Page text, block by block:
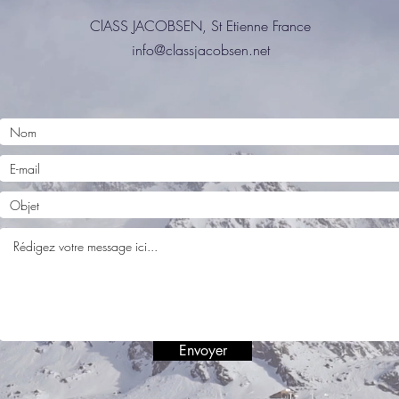
ClASS JACOBSEN, St Etienne France
info@classjacobsen.net
Envoyer